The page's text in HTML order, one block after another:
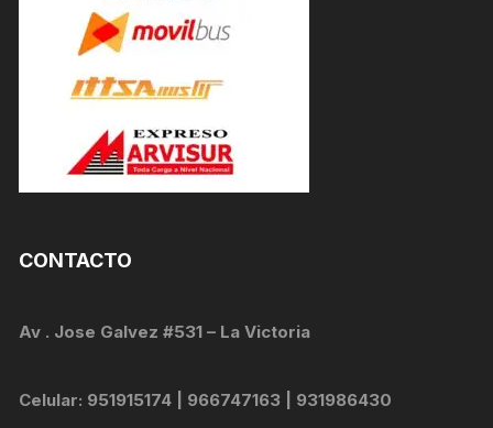
CONTACTO
Av . Jose Galvez #531 – La Victoria
Celular: 951915174 | 966747163 | 931986430